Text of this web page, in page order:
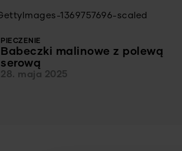
PIECZENIE
Babeczki malinowe z polewą
serową
28. maja 2025